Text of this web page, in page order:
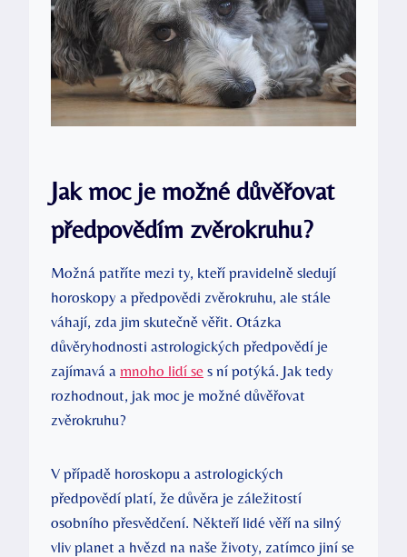
Jak moc je ‌možné důvěřovat
předpovědím zvěrokruhu?
Možná patříte mezi⁤ ty, kteří ⁣pravidelně‍ sledují
horoskopy a předpovědi​ zvěrokruhu, ale‍ stále
váhají, zda jim‍ skutečně věřit. Otázka
důvěryhodnosti astrologických předpovědí je
zajímavá a mnoho lidí se s ní potýká. ⁣Jak tedy​
rozhodnout, jak moc⁣ je možné⁣ důvěřovat
zvěrokruhu?
V případě horoskopu a astrologických
předpovědí platí, že důvěra je záležitostí
osobního přesvědčení. ⁣Někteří lidé věří na silný
vliv ‌planet ⁤a hvězd na naše ‍životy, zatímco ⁤jiní se